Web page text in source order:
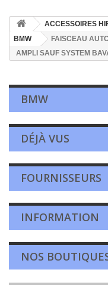
ACCESSOIRES
BMW
FAISCEAU
AMPLI SAUF SYSTEM
BMW
DÉJÀ VUS
FOURNISSEURS
INFORMATION
NOS